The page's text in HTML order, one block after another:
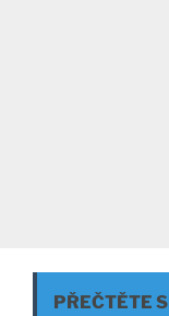
PŘEČTĚTE